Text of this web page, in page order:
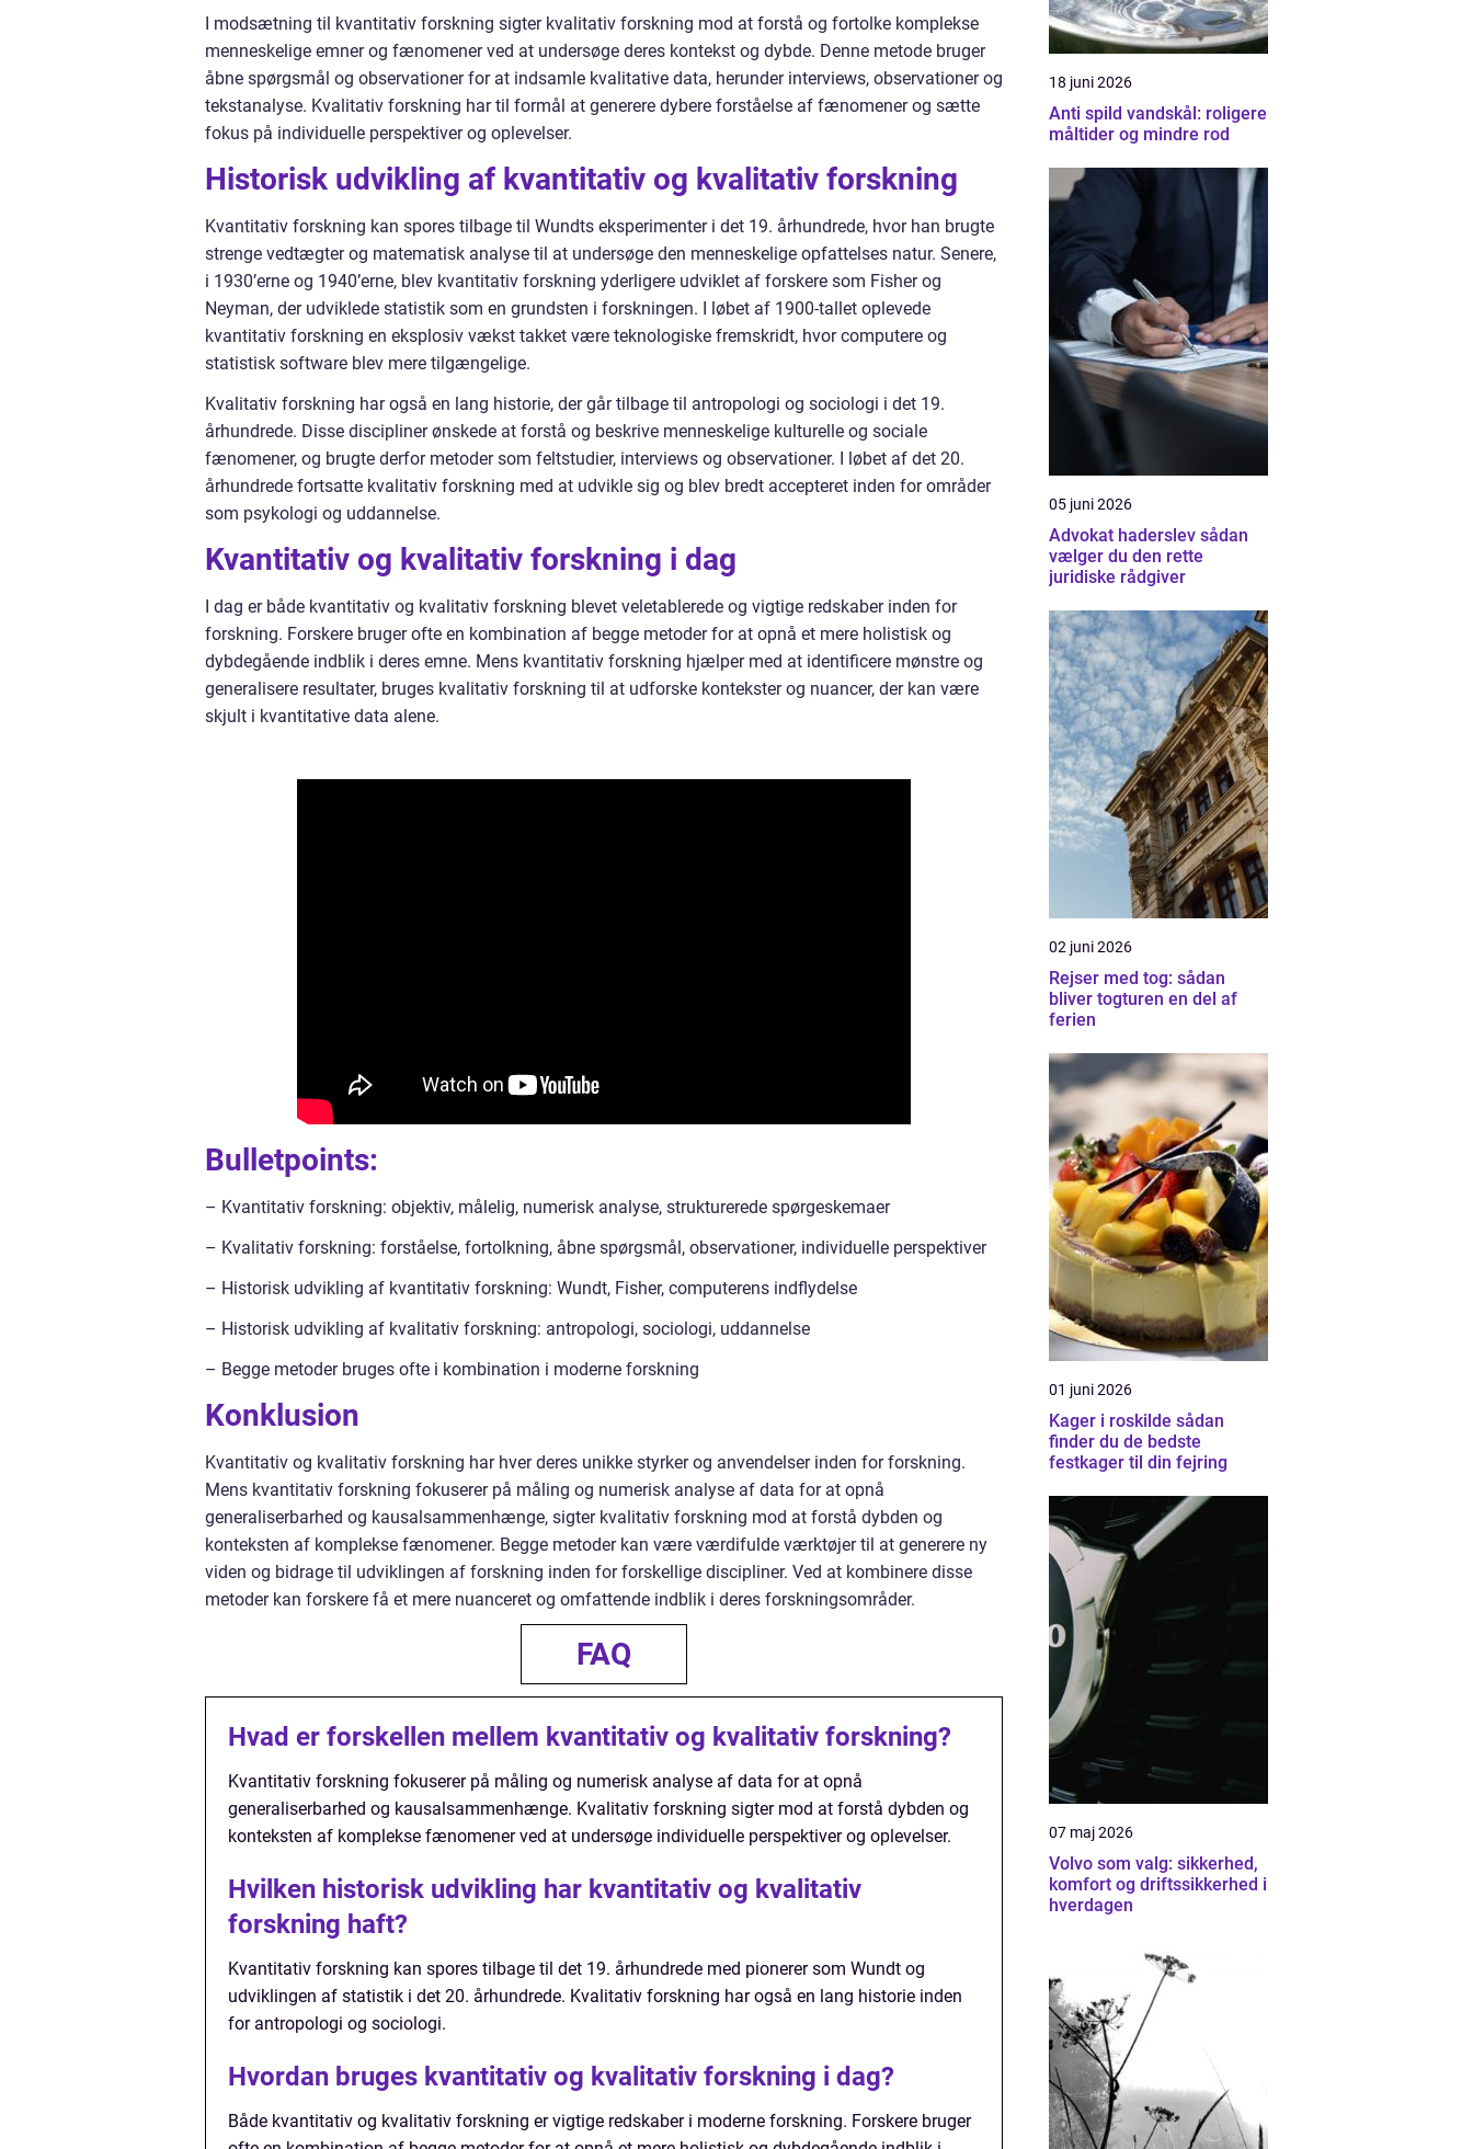
I modsætning til kvantitativ forskning sigter kvalitativ forskning mod at forstå og fortolke komplekse
menneskelige emner og fænomener ved at undersøge deres kontekst og dybde. Denne metode bruger
åbne spørgsmål og observationer for at indsamle kvalitative data, herunder interviews, observationer og
tekstanalyse. Kvalitativ forskning har til formål at generere dybere forståelse af fænomener og sætte
fokus på individuelle perspektiver og oplevelser.
Historisk udvikling af kvantitativ og kvalitativ forskning
Kvantitativ forskning kan spores tilbage til Wundts eksperimenter i det 19. århundrede, hvor han brugte
strenge vedtægter og matematisk analyse til at undersøge den menneskelige opfattelses natur. Senere,
i 1930’erne og 1940’erne, blev kvantitativ forskning yderligere udviklet af forskere som Fisher og
Neyman, der udviklede statistik som en grundsten i forskningen. I løbet af 1900-tallet oplevede
kvantitativ forskning en eksplosiv vækst takket være teknologiske fremskridt, hvor computere og
statistisk software blev mere tilgængelige.
Kvalitativ forskning har også en lang historie, der går tilbage til antropologi og sociologi i det 19.
århundrede. Disse discipliner ønskede at forstå og beskrive menneskelige kulturelle og sociale
fænomener, og brugte derfor metoder som feltstudier, interviews og observationer. I løbet af det 20.
århundrede fortsatte kvalitativ forskning med at udvikle sig og blev bredt accepteret inden for områder
som psykologi og uddannelse.
Kvantitativ og kvalitativ forskning i dag
I dag er både kvantitativ og kvalitativ forskning blevet veletablerede og vigtige redskaber inden for
forskning. Forskere bruger ofte en kombination af begge metoder for at opnå et mere holistisk og
dybdegående indblik i deres emne. Mens kvantitativ forskning hjælper med at identificere mønstre og
generalisere resultater, bruges kvalitativ forskning til at udforske kontekster og nuancer, der kan være
skjult i kvantitative data alene.
Bulletpoints:
– Kvantitativ forskning: objektiv, målelig, numerisk analyse, strukturerede spørgeskemaer
– Kvalitativ forskning: forståelse, fortolkning, åbne spørgsmål, observationer, individuelle perspektiver
– Historisk udvikling af kvantitativ forskning: Wundt, Fisher, computerens indflydelse
– Historisk udvikling af kvalitativ forskning: antropologi, sociologi, uddannelse
– Begge metoder bruges ofte i kombination i moderne forskning
Konklusion
Kvantitativ og kvalitativ forskning har hver deres unikke styrker og anvendelser inden for forskning.
Mens kvantitativ forskning fokuserer på måling og numerisk analyse af data for at opnå
generaliserbarhed og kausalsammenhænge, sigter kvalitativ forskning mod at forstå dybden og
konteksten af komplekse fænomener. Begge metoder kan være værdifulde værktøjer til at generere ny
viden og bidrage til udviklingen af forskning inden for forskellige discipliner. Ved at kombinere disse
metoder kan forskere få et mere nuanceret og omfattende indblik i deres forskningsområder.
FAQ
Hvad er forskellen mellem kvantitativ og kvalitativ forskning?
Kvantitativ forskning fokuserer på måling og numerisk analyse af data for at opnå
generaliserbarhed og kausalsammenhænge. Kvalitativ forskning sigter mod at forstå dybden og
konteksten af komplekse fænomener ved at undersøge individuelle perspektiver og oplevelser.
Hvilken historisk udvikling har kvantitativ og kvalitativ
forskning haft?
Kvantitativ forskning kan spores tilbage til det 19. århundrede med pionerer som Wundt og
udviklingen af statistik i det 20. århundrede. Kvalitativ forskning har også en lang historie inden
for antropologi og sociologi.
Hvordan bruges kvantitativ og kvalitativ forskning i dag?
Både kvantitativ og kvalitativ forskning er vigtige redskaber i moderne forskning. Forskere bruger
18 juni 2026
Anti spild vandskål: roligere
måltider og mindre rod
05 juni 2026
Advokat haderslev sådan
vælger du den rette
juridiske rådgiver
02 juni 2026
Rejser med tog: sådan
bliver togturen en del af
ferien
01 juni 2026
Kager i roskilde sådan
finder du de bedste
festkager til din fejring
07 maj 2026
Volvo som valg: sikkerhed,
komfort og driftssikkerhed i
hverdagen